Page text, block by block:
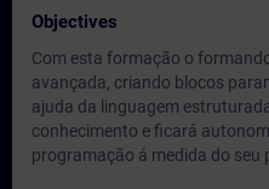
Objectives
Com esta formação o
avançada, criando blocos
ajuda da linguagem
conhecimento e ficará
programação á medida do seu